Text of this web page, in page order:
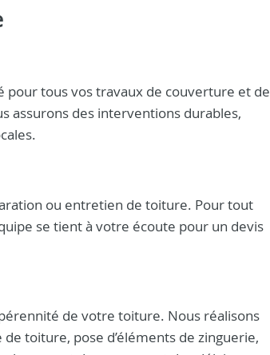
tous vos travaux de couverture et de
assurons des interventions durables,
ou entretien de toiture. Pour tout
se tient à votre écoute pour un devis
de votre toiture. Nous réalisons
toiture, pose d’éléments de zinguerie,